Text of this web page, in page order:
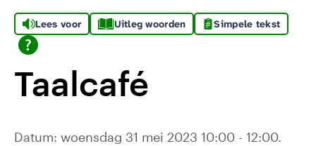
Lees voor Uitleg woorden Simpele tekst
Taalcafé
Datum: woensdag 31 mei 2023 10:00 - 12:00.